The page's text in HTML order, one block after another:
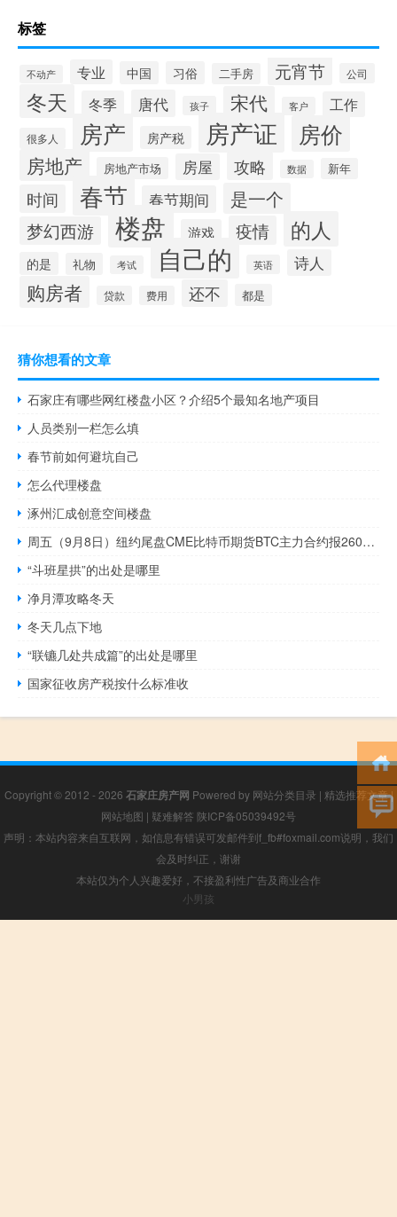
标签
不动产 专业 中国 习俗 二手房 元宵节 公司
冬天 冬季 唐代 孩子 宋代 客户 工作
很多人 房产 房产税 房产证 房价
房地产 房地产市场 房屋 攻略 数据 新年
时间 春节 春节期间 是一个
梦幻西游 楼盘 游戏 疫情 的人
的是 礼物 考试 自己的 英语 诗人
购房者 贷款 费用 还不 都是
猜你想看的文章
石家庄有哪些网红楼盘小区？介绍5个最知名地产项目
人员类别一栏怎么填
春节前如何避坑自己
怎么代理楼盘
涿州汇成创意空间楼盘
周五（9月8日）纽约尾盘CME比特币期货BTC主力合约报26005.00美元较周四纽约尾盘涨0.10%本周累计上涨1.19%CME以太币期货DCR主力合约报1637.00美元较周四跌0.09%本周累涨0.40%
“斗班星拱”的出处是哪里
净月潭攻略冬天
冬天几点下地
“联镳几处共成篇”的出处是哪里
国家征收房产税按什么标准收
Copyright © 2012 - 2026 石家庄房产网 Powered by 网站分类目录 | 精选推荐文章|
网站地图 | 疑难解答 陕ICP备05039492号
声明：本站内容来自互联网，如信息有错误可发邮件到f_fb#foxmail.com说明，我们
会及时纠正，谢谢
本站仅为个人兴趣爱好，不接盈利性广告及商业合作
小男孩